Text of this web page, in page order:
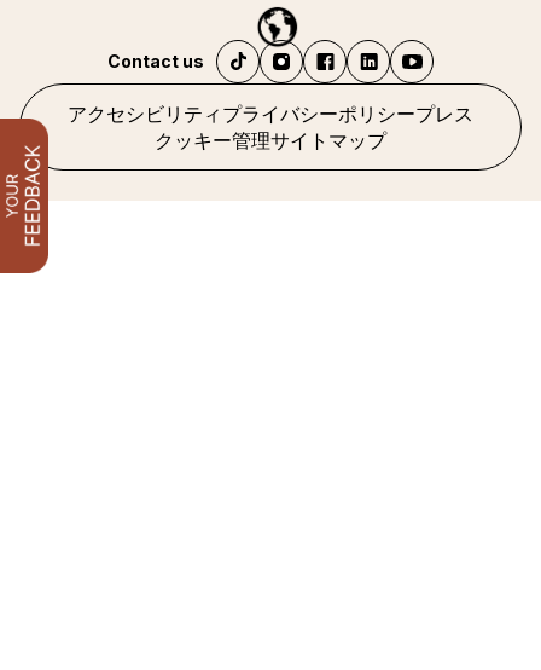
アクセシビリティ プライバシーポリシープレス
クッキー管理サイトマップ
Contact us